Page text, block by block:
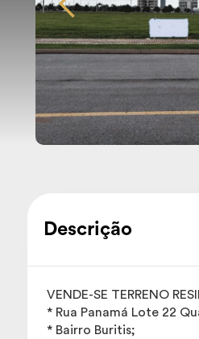
Descrição
VENDE-SE TERRENO
* Rua Panamá Lote 22
* Bairro Buritis;